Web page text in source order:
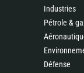
Industries
Pétrole &
Défense